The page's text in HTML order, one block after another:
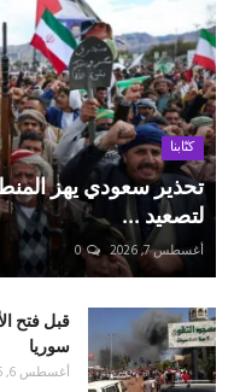
كتّابنا
تحذير سعودي يهز
لتصعيد ...
أغسطس 7, 2026 0
قبل فتح
سوريا
أغسطس 6, 2026